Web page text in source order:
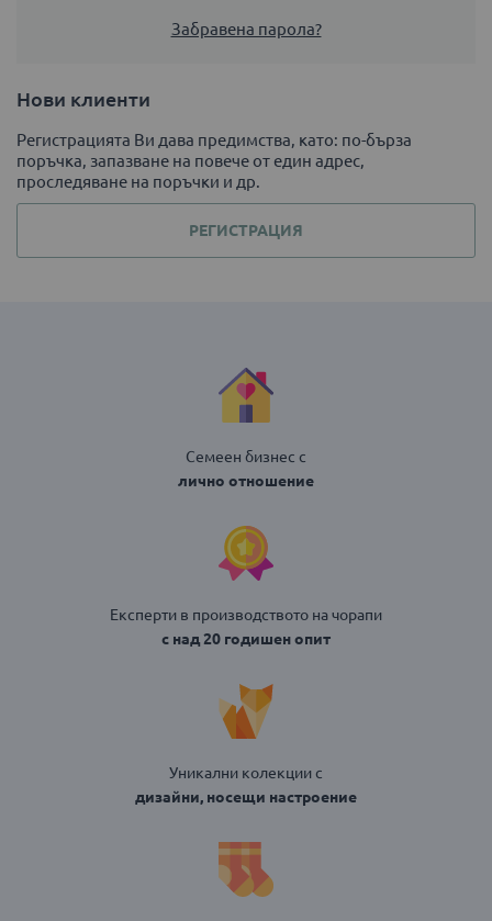
Забравена парола?
Нови клиенти
Регистрацията Ви дава предимства, като: по-бърза
поръчка, запазване на повече от един адрес,
проследяване на поръчки и др.
РЕГИСТРАЦИЯ
Семеен бизнес с
лично отношение
Експерти в производството на чорапи
с над 20 годишен опит
Уникални колекции с
дизайни, носещи настроение